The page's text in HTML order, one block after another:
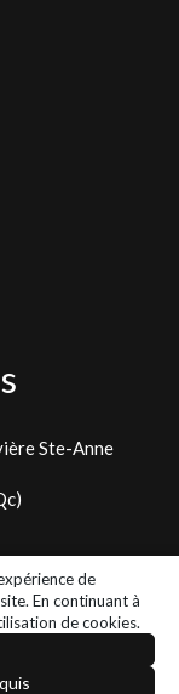
Ste-Anne
pourvoyeurs de la
de
En continuant à
de cookies.